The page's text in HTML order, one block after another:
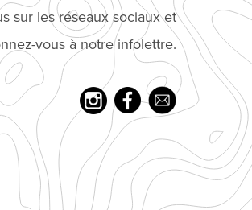
sur les réseaux sociaux et
vous à notre infolettre.